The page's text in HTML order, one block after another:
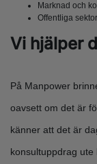
Marknad och
Offentliga
Vi hjälper
På Manpower
oavsett om det är
känner att det är
konsultuppdrag